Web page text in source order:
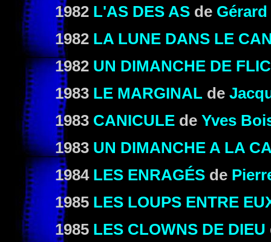
1982 L'AS DES AS de
1982 LA LUNE DANS LE
1982 UN DIMANCHE DE
1983 LE MARGINAL de
1983 CANICULE de Yves
1983 UN DIMANCHE A LA
1984 LES ENRAGÉS de
1985 LES LOUPS ENTRE
1985 LES CLOWNS DE DIEU